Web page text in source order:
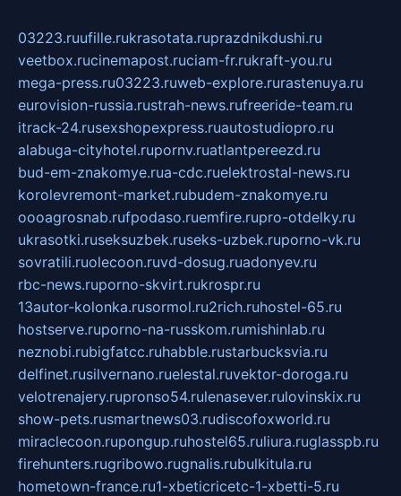
03223.ruufille.rukrasotata.ruprazdnikdushi.ru
veetbox.rucinemapost.ruciam-fr.rukraft-you.ru
mega-press.ru03223.ruweb-explore.rurastenuya.ru
eurovision-russia.rustrah-news.rufreeride-team.ru
itrack-24.rusexshopexpress.ruautostudiopro.ru
alabuga-cityhotel.rupornv.ruatlantpereezd.ru
bud-em-znakomye.rua-cdc.ruelektrostal-news.ru
korolevremont-market.rubudem-znakomye.ru
oooagrosnab.rufpodaso.ruemfire.rupro-otdelky.ru
ukrasotki.ruseksuzbek.ruseks-uzbek.ruporno-vk.ru
sovratili.ruolecoon.ruvd-dosug.ruadonyev.ru
rbc-news.ruporno-skvirt.rukrospr.ru
13autor-kolonka.rusormol.ru2rich.ruhostel-65.ru
hostserve.ruporno-na-russkom.rumishinlab.ru
neznobi.rubigfatcc.ruhabble.rustarbucksvia.ru
delfinet.rusilvernano.ruelestal.ruvektor-doroga.ru
velotrenajery.rupronso54.rulenasever.rulovinskix.ru
show-pets.rusmartnews03.rudiscofoxworld.ru
miraclecoon.rupongup.ruhostel65.ruliura.ruglasspb.ru
firehunters.rugribowo.rugnalis.rubulkitula.ru
hometown-france.ru1-xbeticricetc-1-xbetti-5.ru